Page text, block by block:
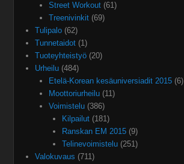
Street Workout(61)
Treenivinkit(69)
Tulipalo (62)
Tunnetaidot (1)
Tuoteyhteistyö (20)
Urheilu (484)
Etelä-Korean kesäuniversiadit 2015(6)
Moottoriurheilu(11)
Voimistelu(386)
Kilpailut (181)
Ranskan EM 2015 (9)
Telinevoimistelu (251)
Valokuvaus (711)